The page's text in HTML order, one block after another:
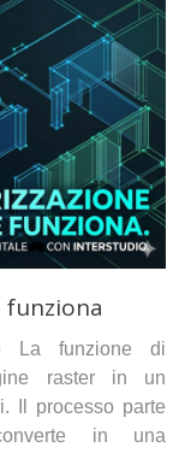
funziona
La funzione di
raster in un
Il processo parte
in una